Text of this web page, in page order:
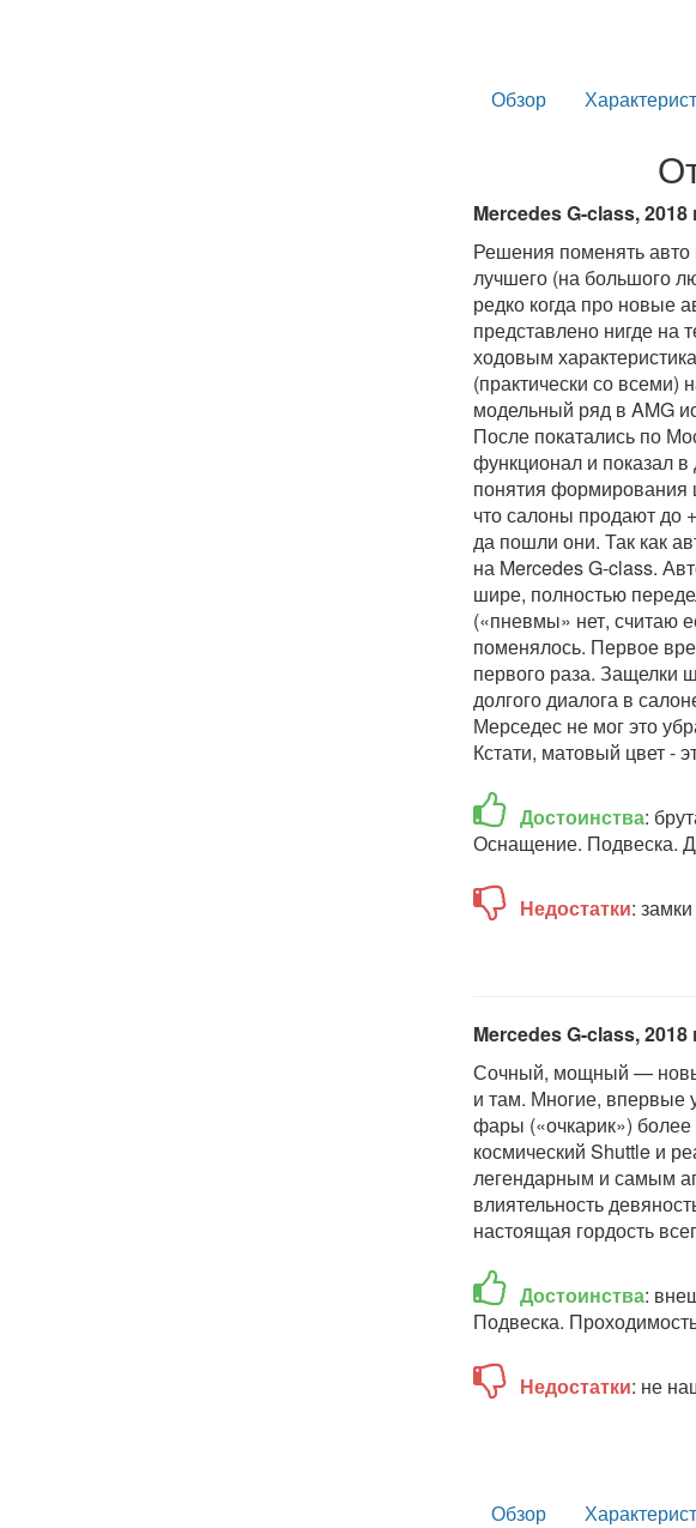
Обзор
Mercedes G-class, 2018
Решения поменять авто
лучшего (на большого
редко когда про новые
представлено нигде на
ходовым
(практически со всеми)
модельный ряд в AMG
После покатались по
функционал и показал
понятия формирования
что салоны продают до
да пошли они. Так как
на Mercedes G-class.
шире, полностью
(«пневмы» нет, считаю
поменялось. Первое
первого раза. Защелки
долгого диалога в
Мерседес не мог это
Кстати, матовый цвет -
Достоинства:
Оснащение. Подвеска.
Недостатки:
Mercedes G-class, 2018
Сочный, мощный —
и там. Многие, впервые
фары («очкарик»)
космический Shuttle и
легендарным и самым
влиятельность
настоящая гордость
Достоинства:
Подвеска.
Недостатки: не
Обзор